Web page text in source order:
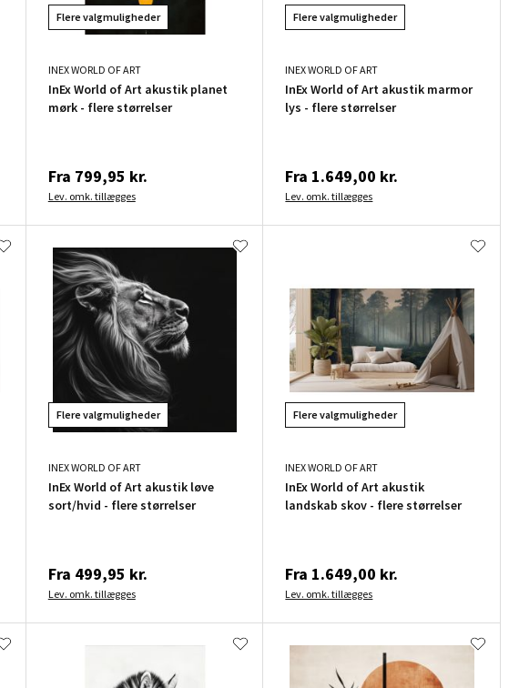
Flere valgmuligheder
INEX WORLD OF ART
InEx World of Art akustik planet
mørk - flere størrelser
Fra 799,95 kr.
Lev. omk. tillægges
Flere valgmuligheder
INEX WORLD OF ART
InEx World of Art akustik marmor
lys - flere størrelser
Fra 1.649,00 kr.
Lev. omk. tillægges
Flere valgmuligheder
INEX WORLD OF ART
InEx World of Art akustik løve
sort/hvid - flere størrelser
Fra 499,95 kr.
Lev. omk. tillægges
Flere valgmuligheder
INEX WORLD OF ART
InEx World of Art akustik
landskab skov - flere størrelser
Fra 1.649,00 kr.
Lev. omk. tillægges